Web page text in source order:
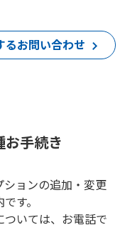
るお問い合わせ
お手続き
ションの追加・変更
す。
いては、お電話で